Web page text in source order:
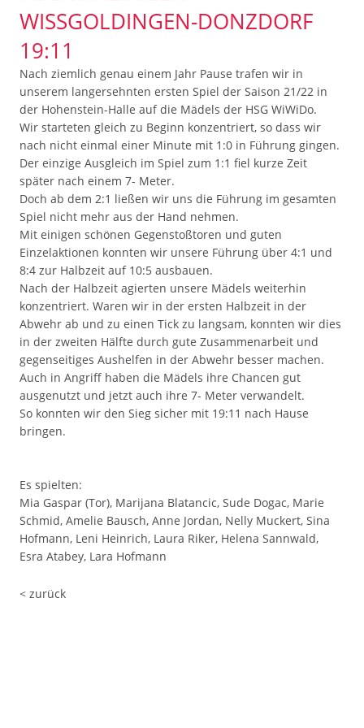
WISSGOLDINGEN-DONZDORF 1
9:11
Nach ziemlich genau einem Jahr Pause trafen wir in
unserem langersehnten ersten Spiel der Saison 21/22 in
der Hohenstein-Halle auf die Mädels der HSG WiWiDo.
Wir starteten gleich zu Beginn konzentriert, so dass wir
nach nicht einmal einer Minute mit 1:0 in Führung gingen.
Der einzige Ausgleich im Spiel zum 1:1 fiel kurze Zeit
später nach einem 7- Meter.
Doch ab dem 2:1 ließen wir uns die Führung im gesamten
Spiel nicht mehr aus der Hand nehmen.
Mit einigen schönen Gegenstoßtoren und guten
Einzelaktionen konnten wir unsere Führung über 4:1 und
8:4 zur Halbzeit auf 10:5 ausbauen.
Nach der Halbzeit agierten unsere Mädels weiterhin
konzentriert. Waren wir in der ersten Halbzeit in der
Abwehr ab und zu einen Tick zu langsam, konnten wir dies
in der zweiten Hälfte durch gute Zusammenarbeit und
gegenseitiges Aushelfen in der Abwehr besser machen.
Auch in Angriff haben die Mädels ihre Chancen gut
ausgenutzt und jetzt auch ihre 7- Meter verwandelt.
So konnten wir den Sieg sicher mit 19:11 nach Hause
bringen.
Es spielten:
Mia Gaspar (Tor), Marijana Blatancic, Sude Dogac, Marie
Schmid, Amelie Bausch, Anne Jordan, Nelly Muckert, Sina
Hofmann, Leni Heinrich, Laura Riker, Helena Sannwald,
Esra Atabey, Lara Hofmann
< zurück